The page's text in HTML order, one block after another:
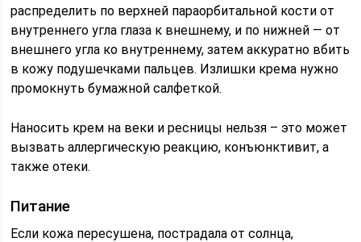
распределить по верхней параорбитальной кости от
внутреннего угла глаза к внешнему, и по нижней — от
внешнего угла ко внутреннему, затем аккуратно вбить
в кожу подушечками пальцев. Излишки крема нужно
промокнуть бумажной салфеткой.
Наносить крем на веки и ресницы нельзя – это может
вызвать аллергическую реакцию, конъюнктивит, а
также отеки.
Питание
Если кожа пересушена, пострадала от солнца,